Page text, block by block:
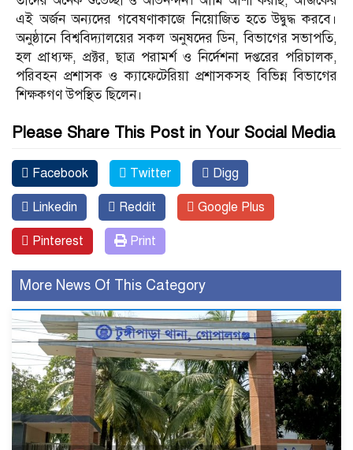
এই অর্জন অন্যদের গবেষণাকাজে নিয়োজিত হতে উদ্বুদ্ধ করবে।
অনুষ্ঠানে বিশ্ববিদ্যালয়ের সকল অনুষদের ডিন, বিভাগের সভাপতি,
হল প্রাধ্যক্ষ, প্রক্টর, ছাত্র পরামর্শ ও নির্দেশনা দপ্তরের পরিচালক,
পরিবহন প্রশাসক ও ক্যাফেটেরিয়া প্রশাসকসহ বিভিন্ন বিভাগের
শিক্ষকগণ উপস্থিত ছিলেন।
Please Share This Post in Your Social Media
Facebook Twitter Digg
Linkedin Reddit Google Plus
Pinterest Print
More News Of This Category